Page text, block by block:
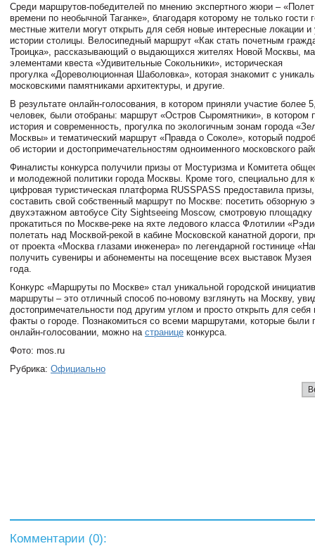
Среди маршрутов-победителей по мнению экспертного жюри –
времени по необычной Таганке», благодаря которому не только гости
местные жители могут открыть для себя новые интересные локации
истории столицы. Велосипедный маршрут «Как стать почетным
Троицка», рассказывающий о выдающихся жителях Новой Москвы,
элементами квеста «Удивительные Сокольники», историческая
прогулка «Дореволюционная Шаболовка», которая знакомит с
московскими памятниками архитектуры, и другие.
В результате онлайн-голосования, в котором приняли участие более
человек были отобраны: маршрут «Остров Сыромятники», в котором
история и современность, прогулка по экологичным зонам города
Москвы» и тематический маршрут «Правда о Соколе», который
об истории и достопримечательностям одноименного московского
Финалисты конкурса получили призы от Мостуризма и Комитета
и молодежной политики города Москвы. Кроме того, специально для
цифровая туристическая платформа RUSSPASS предоставила
составить свой собственный маршрут по Москве: посетить обзорную
двухэтажном автобусе City Sightseeing Moscow, смотровую площадку
прокатиться по Москве-реке на яхте ледового класса Флотилии
полетать над Москвой-рекой в кабине Московской канатной дороги,
от проекта «Москва глазами инженера» по легендарной гостинице
получить сувениры и абонементы на посещение всех выставок
года.
Конкурс «Маршруты по Москве» стал уникальной городской
маршруты – это отличный способ по-новому взглянуть на Москву,
достопримечательности под другим углом и просто открыть для себя
факты о городе. Познакомиться со всеми маршрутами, которые были
онлайн-голосовании, можно на странице конкурса.
Фото: mos.ru
Рубрика: Официально
Комментарии (0):